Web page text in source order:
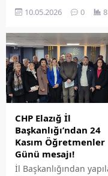
Onayıyla Yurtbaşı Belde
Başkanlığına Harun
atandı. İl Gençlik
Başkanı Koray Adsız,
atamanın belde
daha da
belirterek hayırlı
diledi.
10.05.2026 0 8
CHP Elazığ İl
Başkanlığı’ndan 24
Kasım Öğretmenler
Günü mesajı!
İl Başkanlığından